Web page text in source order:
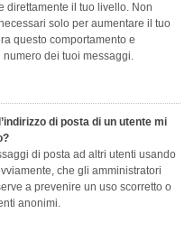
direttamente il tuo livello. Non
solo per aumentare il tuo
questo comportamento e
numero dei tuoi messaggi.
di posta di un utente mi
di posta ad altri utenti usando
che gli amministratori
a prevenire un uso scorretto o
anonimi.